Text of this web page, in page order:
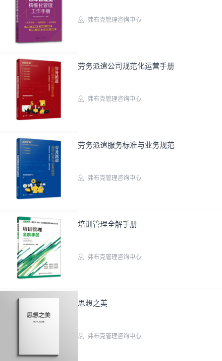
弗布克管理咨询中心
劳务派遣公司规范化运营手册
弗布克管理咨询中心
劳务派遣服务标准与业务规范
弗布克管理咨询中心
培训管理全解手册
弗布克管理咨询中心
思想之美
弗布克管理咨询中心